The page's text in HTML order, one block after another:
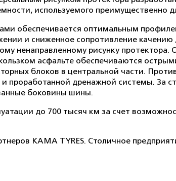
используемого преимущественно
обеспечивается оптимальным
и сниженное сопротивление качению
ненаправленному рисунку протектора.
асфальте обеспечиваются
блоков в центральной части.
проработанной дренажной системы. За
боковины шины.
до 700 тысяч км за счет
KAMA TYRES. Столичное